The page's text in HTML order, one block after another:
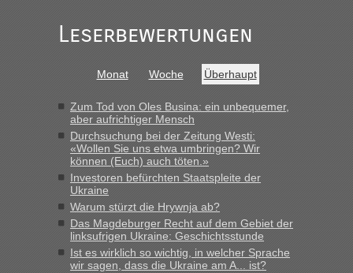
schnell da auch Passagiere mit EU-Pass dabei waren“
Berichte und Reisetipps • Re: An welchem
Grenzübergang zwischen Polen und der Ukraine geht es am
„Bin am Montag 15.6.26 um 8 Uhr in Urgyniw ausgereist,
das erste Mal an einem Montagmorgen ca. 15 Fahrzeuge
vor mir, bin sonst der Erste oder Zweite, egal, nach ca 20
Minuten wurde dann die nächste Welle...“
Berichte und Reisetipps • Re: An welchem
Grenzübergang zwischen Polen und der Ukraine geht es am
schnellsten?
„Derzeit, ist es überall sehr voll an den Grenzen Ukraine/
Polen. Zb. Krakovets 100 PKW ca. 10 h Wartezeit. Wollen
Leserbewertungen
Monat Woche Überhaupt
Zum Tod von Oles Busina: ein unbequemer,
aber aufrichtiger Mensch
Durchsuchung bei der Zeitung Westi:
«Wollen Sie uns etwa umbringen? Wir
können (Euch) auch töten.»
Investoren befürchten Staatspleite der
Ukraine
Warum stürzt die Hrywnja ab?
Das Magdeburger Recht auf dem Gebiet der
linksufrigen Ukraine: Geschichtsstunde
Ist es wirklich so wichtig, in welcher Sprache
wir sagen, dass die Ukraine am A... ist?